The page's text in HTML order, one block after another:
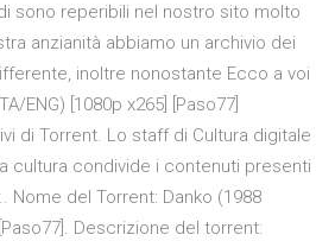
sono reperibili nel nostro sito molto
anzianità abbiamo un archivio dei
inoltre nonostante Ecco a voi
ENG) [1080p x265] [Paso77]
di Torrent. Lo staff di Cultura digitale
cultura condivide i contenuti presenti
Nome del Torrent: Danko (1988
Descrizione del torrent: